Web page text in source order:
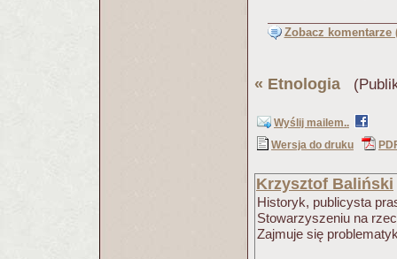
Zobacz komentarze
« Etnologia
Wyślij mailem..
Wersja do druku
Krzysztof Baliński
Historyk, publicysta
Stowarzyszeniu na
Zajmuje się